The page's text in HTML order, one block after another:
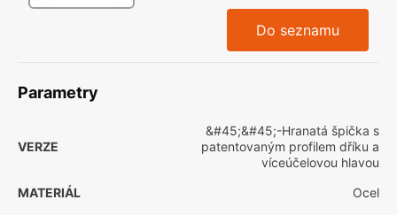
Do seznamu
Parametry
VERZE
&#45;&#45;-Hranatá špička s
patentovaným profilem dříku a
víceúčelovou hlavou
MATERIÁL
Ocel